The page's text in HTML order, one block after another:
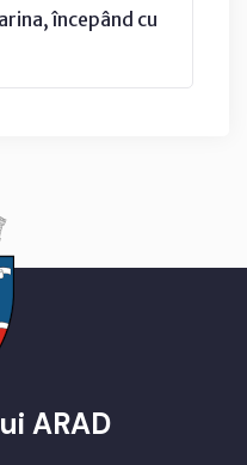
începând cu
ARAD